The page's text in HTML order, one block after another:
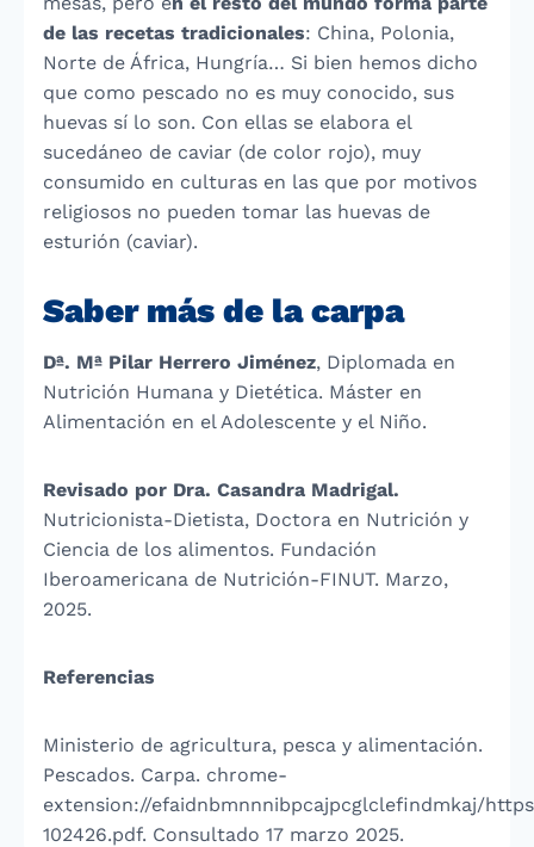
de las recetas tradicionales: China, Polonia,
Norte de África, Hungría… Si bien hemos dicho
que como pescado no es muy conocido, sus
huevas sí lo son. Con ellas se elabora el
sucedáneo de caviar (de color rojo), muy
consumido en culturas en las que por motivos
religiosos no pueden tomar las huevas de
esturión (caviar).
Saber más de la carpa
Dª. Mª Pilar Herrero Jiménez, Diplomada en
Nutrición Humana y Dietética. Máster en
Alimentación en el Adolescente y el Niño.
Revisado por Dra. Casandra Madrigal.
Nutricionista-Dietista, Doctora en Nutrición y
Ciencia de los alimentos. Fundación
Iberoamericana de Nutrición-FINUT. Marzo,
2025.
Referencias
Ministerio de agricultura, pesca y alimentación.
Pescados. Carpa. chrome-
extension://efaidnbmnnnibpcajpcglclefindmkaj/
102426.pdf. Consultado 17 marzo 2025.